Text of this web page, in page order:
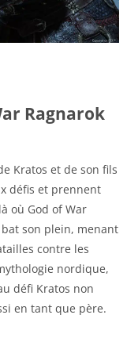
Ragnarok
Kratos et de son fils
défis et prennent
où God of War
bat son plein, menant
contre les
nordique,
défi Kratos non
en tant que père.